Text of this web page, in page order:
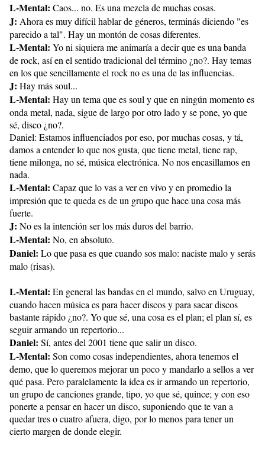
L-Mental: Caos... no. Es una mezcla de muchas cosas.
J: Ahora es muy difícil hablar de géneros, terminás diciendo "es
parecido a tal". Hay un montón de cosas diferentes.
L-Mental: Yo ni siquiera me animaría a decir que es una banda
de rock, así en el sentido tradicional del término ¿no?. Hay temas
en los que sencillamente el rock no es una de las influencias.
J: Hay más soul...
L-Mental: Hay un tema que es soul y que en ningún momento es
onda metal, nada, sigue de largo por otro lado y se pone, yo que
sé, disco ¿no?.
Daniel: Estamos influenciados por eso, por muchas cosas, y tá,
damos a entender lo que nos gusta, que tiene metal, tiene rap,
tiene milonga, no sé, música electrónica. No nos encasillamos en
nada.
L-Mental: Capaz que lo vas a ver en vivo y en promedio la
impresión que te queda es de un grupo que hace una cosa más
fuerte.
J: No es la intención ser los más duros del barrio.
L-Mental: No, en absoluto.
Daniel: Lo que pasa es que cuando sos malo: naciste malo y serás
malo (risas).
L-Mental: En general las bandas en el mundo, salvo en Uruguay,
cuando hacen música es para hacer discos y para sacar discos
bastante rápido ¿no?. Yo que sé, una cosa es el plan; el plan sí, es
seguir armando un repertorio...
Daniel: Sí, antes del 2001 tiene que salir un disco.
L-Mental: Son como cosas independientes, ahora tenemos el
demo, que lo queremos mejorar un poco y mandarlo a sellos a ver
qué pasa. Pero paralelamente la idea es ir armando un repertorio,
un grupo de canciones grande, tipo, yo que sé, quince; y con eso
ponerte a pensar en hacer un disco, suponiendo que te van a
quedar tres o cuatro afuera, digo, por lo menos para tener un
cierto margen de donde elegir.